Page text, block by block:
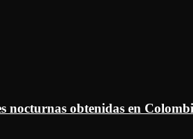
nocturnas obtenidas en